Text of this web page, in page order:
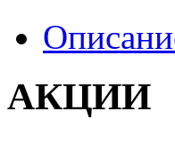
АКЦИИ